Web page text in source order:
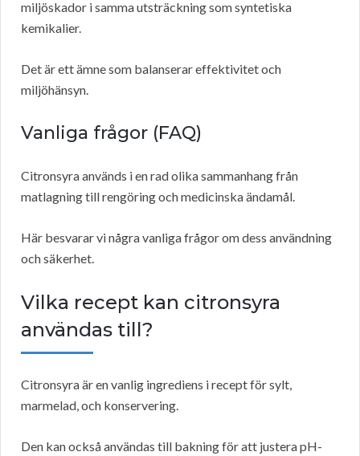
miljöskador i samma utsträckning som syntetiska
kemikalier.
Det är ett ämne som balanserar effektivitet och
miljöhänsyn.
Vanliga frågor (FAQ)
Citronsyra används i en rad olika sammanhang från
matlagning till rengöring och medicinska ändamål.
Här besvarar vi några vanliga frågor om dess användning
och säkerhet.
Vilka recept kan citronsyra
användas till?
Citronsyra är en vanlig ingrediens i recept för sylt,
marmelad, och konservering.
Den kan också användas till bakning för att justera pH-